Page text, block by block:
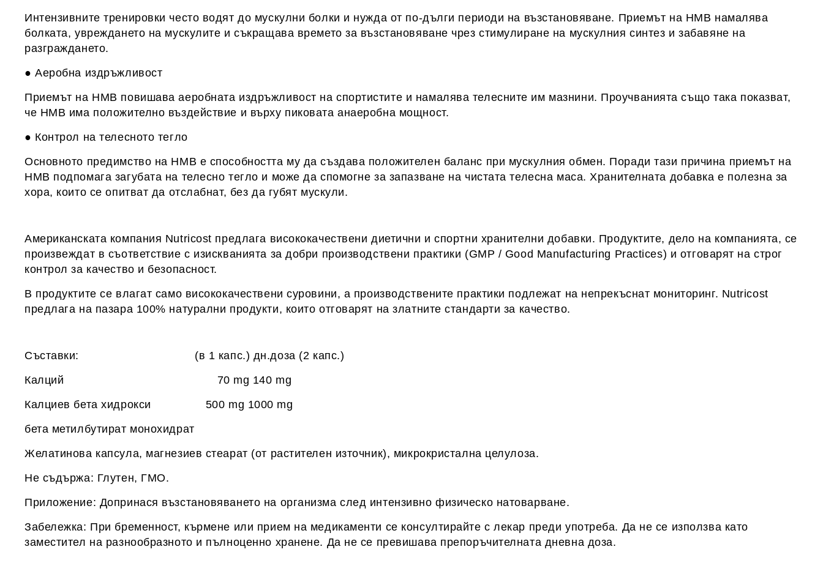
Интензивните тренировки често водят до мускулни болки и нужда от по-дълги периоди на възстановяване. Приемът на HMB намалява
болката, увреждането на мускулите и съкращава времето за възстановяване чрез стимулиране на мускулния синтез и забавяне на
разграждането.
● Аеробна издръжливост
Приемът на HMB повишава аеробната издръжливост на спортистите и намалява телесните им мазнини. Проучванията също така показват,
че HMB има положително въздействие и върху пиковата анаеробна мощност.
● Контрол на телесното тегло
Основното предимство на HMB е способността му да създава положителен баланс при мускулния обмен. Поради тази причина приемът на
HMB подпомага загубата на телесно тегло и може да спомогне за запазване на чистата телесна маса. Хранителната добавка е полезна за
хора, които се опитват да отслабнат, без да губят мускули.
Американската компания Nutricost предлага висококачествени диетични и спортни хранителни добавки. Продуктите, дело на компанията, се
произвеждат в съответствие с изискванията за добри производствени практики (GMP / Good Manufacturing Practices) и отговарят на строг
контрол за качество и безопасност.
В продуктите се влагат само висококачествени суровини, а производствените практики подлежат на непрекъснат мониторинг. Nutricost
предлага на пазара 100% натурални продукти, които отговарят на златните стандарти за качество.
Съставки: (в 1 капс.) дн.доза (2 капс.)
Калций 70 mg 140 mg
Калциев бета хидрокси 500 mg 1000 mg
бета метилбутират монохидрат
Желатинова капсула, магнезиев стеарат (от растителен източник), микрокристална целулоза.
Не съдържа: Глутен, ГМО.
Приложение: Допринася възстановяването на организма след интензивно физическо натоварване.
Забележка: При бременност, кърмене или прием на медикаменти се консултирайте с лекар преди употреба. Да не се използва като
заместител на разнообразното и пълноценно хранене. Да не се превишава препоръчителната дневна доза.